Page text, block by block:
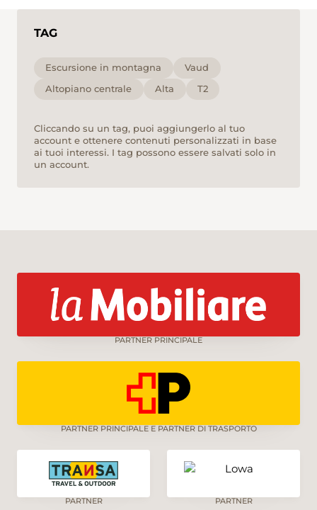
TAG
Escursione in montagna
Vaud
Altopiano centrale
Alta T2
Cliccando su un tag, puoi aggiungerlo al tuo
account e ottenere contenuti personalizzati in base
ai tuoi interessi. I tag possono essere salvati solo in
un account.
PARTNER PRINCIPALE
PARTNER PRINCIPALE E PARTNER DI TRASPORTO
PARTNER PARTNER